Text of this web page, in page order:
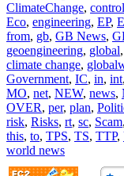
ClimateChange, control
Eco, engineering, EP,
from, gb, GB News,
geoengineering, global,
climate change,
Government, IC, in, int,
MO, net, NEW, news,
OVER, per, plan,
risk, Risks, rt, sc, Scam,
this, to, TPS, TS, TTP,
world news